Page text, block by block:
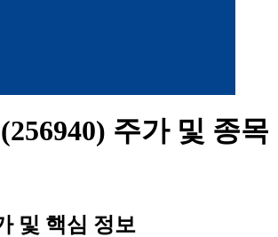
주가 및 종목
및 핵심 정보